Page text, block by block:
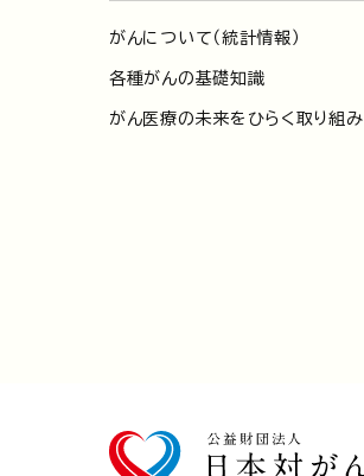
がんについて（統計情報）
各種がんの基礎知識
がん医療の未来をひらく取り組み